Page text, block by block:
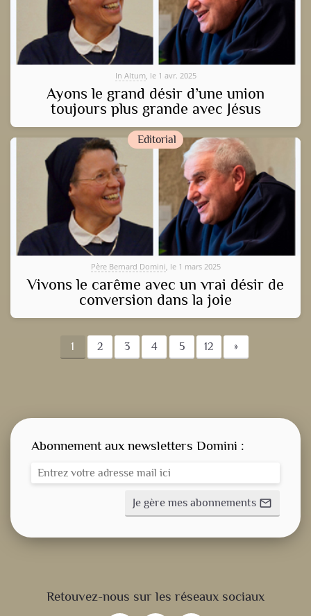
In Altum, le 1 avr. 2025
Ayons le grand désir d’une union
toujours plus grande avec Jésus
Editorial
Père Bernard Domini, le 1 mars 2025
Vivons le carême avec un vrai désir de
conversion dans la joie
1 2 3 4 5 12 »
Retouvez-nous sur les réseaux sociaux
Abonnement aux newsletters Domini :
Je gère mes abonnements mail_outline